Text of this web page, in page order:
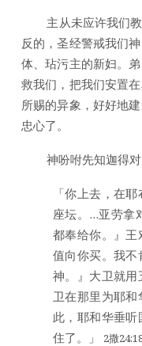
主从未应许我们教
反的，圣经警戒我们
体、玷污主的新妇。
救我们，把我们安置
所赐的异象，好好地
忠心了。
神吩咐先知迦得对
「你上去，在
座坛。…亚劳拿
都奉给你。』
值向你买。我
神。』大卫就
卫在那里为耶
此，耶和华垂
住了。」
2撒